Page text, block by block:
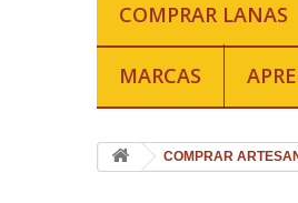
COMPRAR LANAS
MARCAS
COMPRAR